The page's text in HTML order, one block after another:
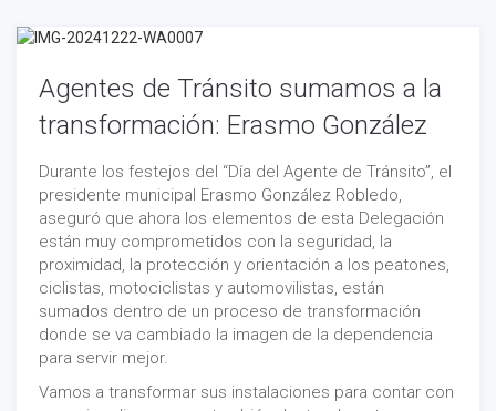
Agentes de Tránsito sumamos a la
transformación: Erasmo González
Durante los festejos del “Día del Agente de Tránsito”, el
presidente municipal Erasmo González Robledo,
aseguró que ahora los elementos de esta Delegación
están muy comprometidos con la seguridad, la
proximidad, la protección y orientación a los peatones,
ciclistas, motociclistas y automovilistas, están
sumados dentro de un proceso de transformación
donde se va cambiado la imagen de la dependencia
para servir mejor.
Vamos a transformar sus instalaciones para contar con